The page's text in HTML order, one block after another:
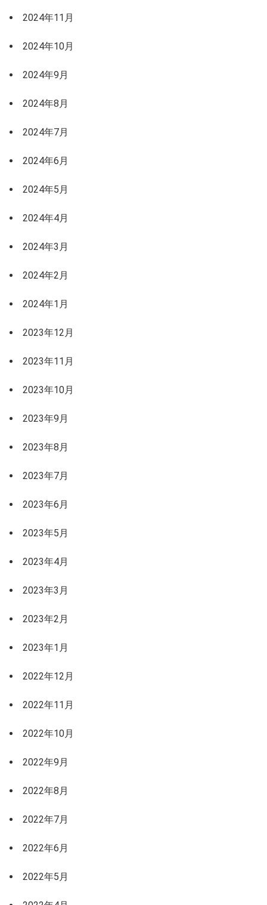
2024年11月
2024年10月
2024年9月
2024年8月
2024年7月
2024年6月
2024年5月
2024年4月
2024年3月
2024年2月
2024年1月
2023年12月
2023年11月
2023年10月
2023年9月
2023年8月
2023年7月
2023年6月
2023年5月
2023年4月
2023年3月
2023年2月
2023年1月
2022年12月
2022年11月
2022年10月
2022年9月
2022年8月
2022年7月
2022年6月
2022年5月